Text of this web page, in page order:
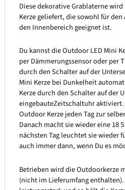
Diese dekorative Grablaterne
Kerze geliefert, die sowohl für
den Innenbereich geeignet ist.
Du kannst die Outdoor LED Mini
per Dämmerungssensor oder per
durch den Schalter auf der
Mini Kerze bei Dunkelheit
Kerze durch den Schalter auf der
eingebauteZeitschaltuhr aktiviert.
Outdoor Kerze jeden Tag zur
Danach macht sie wieder eine 18
nächsten Tag leuchtet sie wieder
auch immer dann, wenn Du es
Betrieben wird die Outdoorkerze
(nicht im Lieferumfang